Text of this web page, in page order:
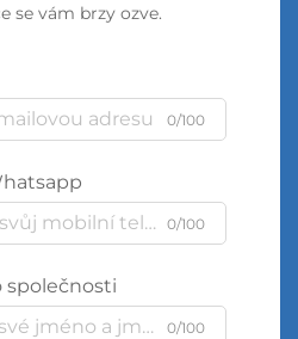
se vám brzy ozve.
0/100
0/100
společnosti
0/100